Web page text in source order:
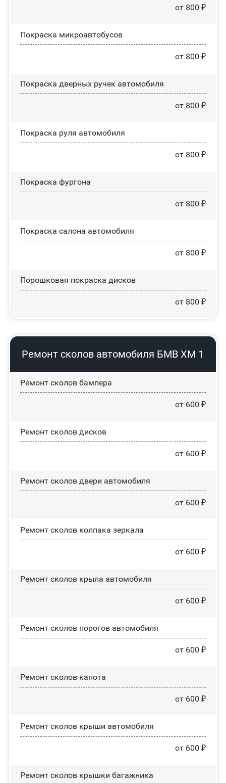
от 800 ₽
Покраска микроавтобусов
от 800 ₽
Покраска дверных ручек автомобиля
от 800 ₽
Покраска руля автомобиля
от 800 ₽
Покраска фургона
от 800 ₽
Покраска салона автомобиля
от 800 ₽
Порошковая покраска дисков
от 800 ₽
Ремонт сколов автомобиля БМВ ХМ 1
Ремонт сколов бампера
от 600 ₽
Ремонт сколов дисков
от 600 ₽
Ремонт сколов двери автомобиля
от 600 ₽
Ремонт сколов колпака зеркала
от 600 ₽
Ремонт сколов крыла автомобиля
от 600 ₽
Ремонт сколов порогов автомобиля
от 600 ₽
Ремонт сколов капота
от 600 ₽
Ремонт сколов крыши автомобиля
от 600 ₽
Ремонт сколов крышки багажника